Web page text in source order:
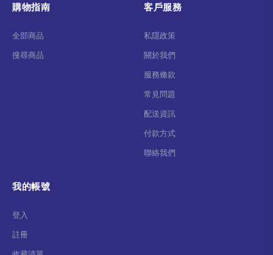
購物指南
全部商品
搜尋商品
客戶服務
私隱政策
關於我們
服務條款
常見問題
配送資訊
付款方式
聯絡我們
我的帳號
登入
註冊